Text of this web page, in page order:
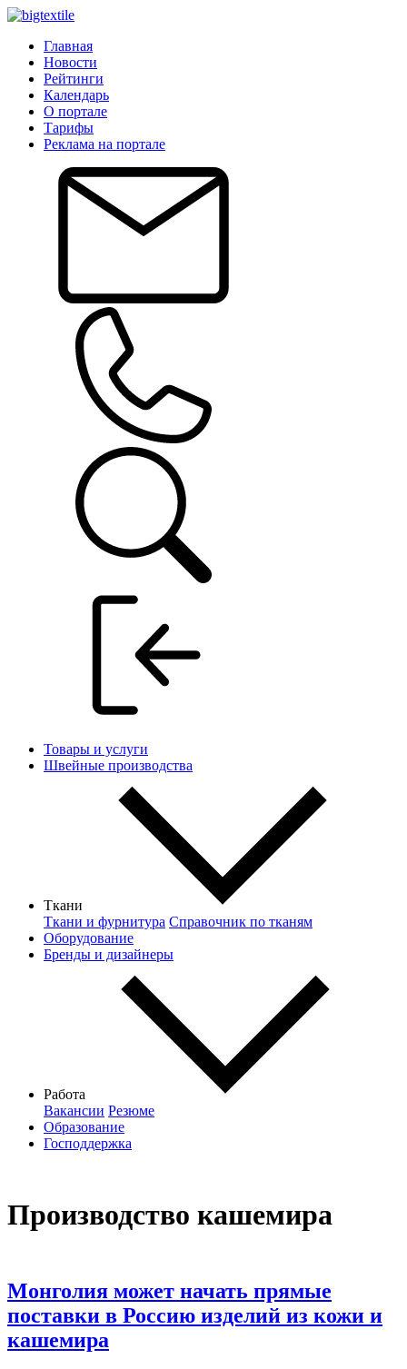
Главная
Новости
Рейтинги
Календарь
О портале
Тарифы
Реклама на портале
Товары и услуги
Швейные производства
Ткани
Ткани и фурнитура Справочник по тканям
Оборудование
Бренды и дизайнеры
Работа
Вакансии Резюме
Образование
Господдержка
Производство кашемира
Монголия может начать прямые
поставки в Россию изделий из кожи и
кашемира